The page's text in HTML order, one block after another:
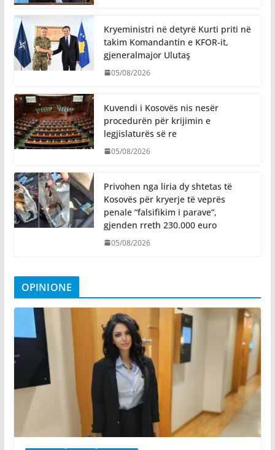
Kryeministri në detyrë Kurti priti në
takim Komandantin e KFOR-it,
gjeneralmajor Ulutaş
05/08/2026
Kuvendi i Kosovës nis nesër
procedurën për krijimin e
legjislaturës së re
05/08/2026
Privohen nga liria dy shtetas të
Kosovës për kryerje të veprës
penale “falsifikim i parave“,
gjenden rreth 230.000 euro
05/08/2026
OPINIONE